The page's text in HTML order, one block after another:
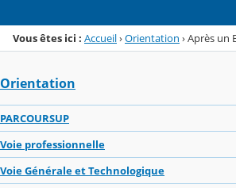
Vous êtes ici : Accueil›Orientation ›Après un
Orientation
PARCOURSUP
Voie professionnelle
Voie Générale et Technologique